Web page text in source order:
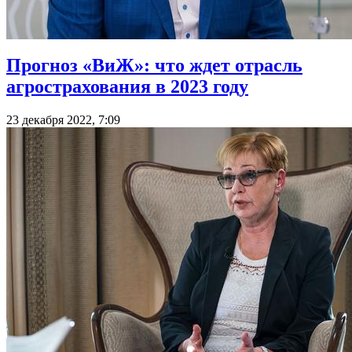
Прогноз «ВиЖ»: что ждет отрасль
агрострахования в 2023 году
23 декабря 2022, 7:09